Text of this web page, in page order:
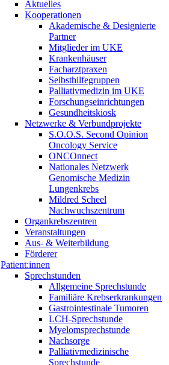
Aktuelles
Kooperationen
Akademische & Designierte
Partner
Mitglieder im UKE
Krankenhäuser
Facharztpraxen
Selbsthilfegruppen
Palliativmedizin im UKE
Forschungseinrichtungen
Gesundheitskiosk
Netzwerke & Verbundprojekte
S.O.O.S. Second Opinion
Oncology Service
ONCOnnect
Nationales Netzwerk
Genomische Medizin
Lungenkrebs
Mildred Scheel
Nachwuchszentrum
Organkrebszentren
Veranstaltungen
Aus- & Weiterbildung
Förderer
Patient:innen
Sprechstunden
Allgemeine Sprechstunde
Familiäre Krebserkrankungen
Gastrointestinale Tumoren
LCH-Sprechstunde
Myelomsprechstunde
Nachsorge
Palliativmedizinische
Sprechstunde